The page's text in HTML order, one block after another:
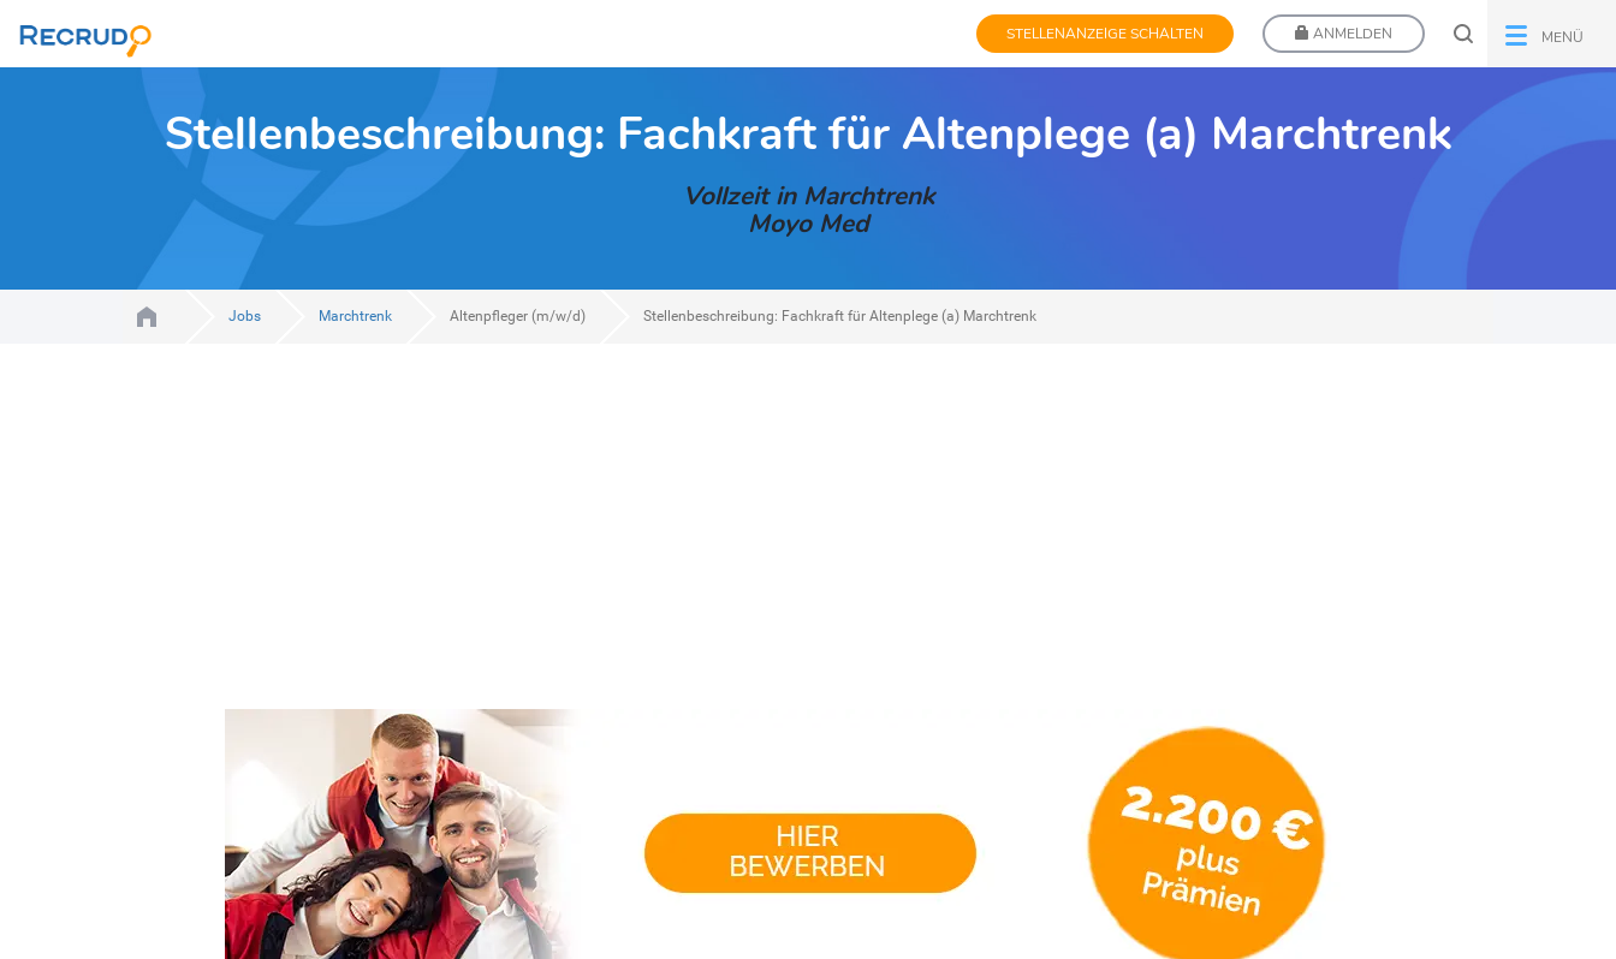
STELLENANZEIGE SCHALTEN ANMELDEN MENÜ
Stellenbeschreibung: Fachkraft für Altenplege (a) Marchtrenk
Vollzeit in Marchtrenk
Moyo Med
Jobs Marchtrenk Altenpfleger (m/w/d) Stellenbeschreibung: Fachkraft für Altenplege (a) Marchtrenk